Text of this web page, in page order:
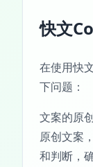
快文
在使用快
下问题：
文案的原
原创文案
和判断，